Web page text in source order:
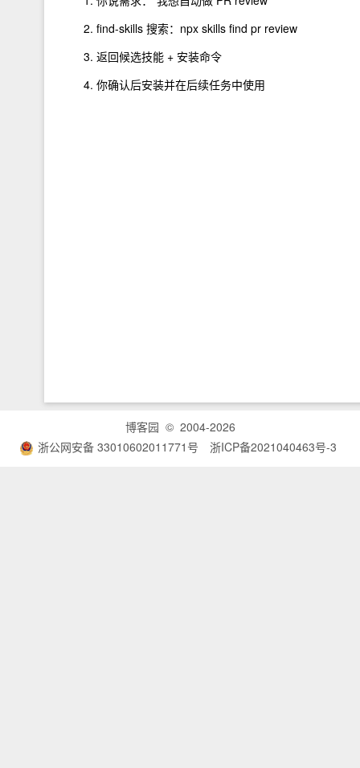
find-skills 搜索：npx skills find pr review
返回候选技能 + 安装命令
你确认后安装并在后续任务中使用
博客园 © 2004-2026
浙公网安备 33010602011771号
浙ICP备2021040463号-3